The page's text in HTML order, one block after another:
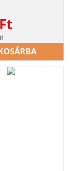
Ft